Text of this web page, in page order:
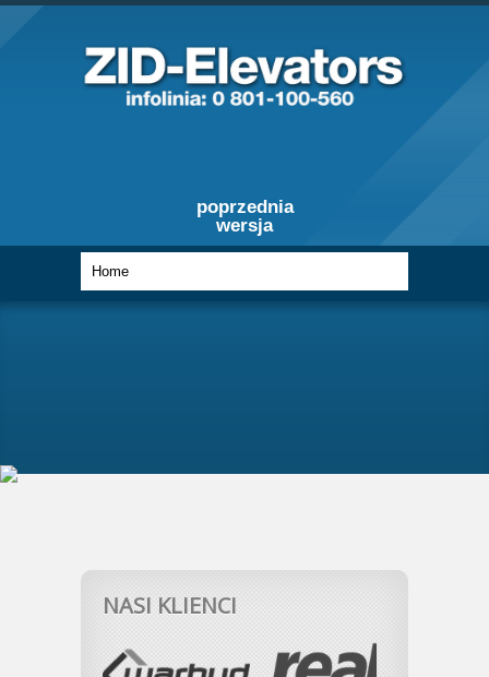
poprzednia
wersja
NASI KLIENCI